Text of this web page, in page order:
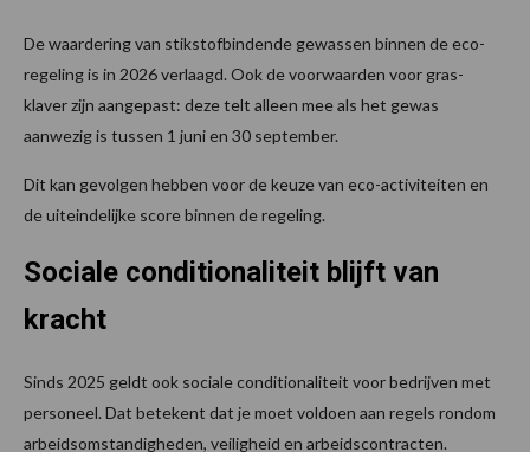
De waardering van stikstofbindende gewassen binnen de eco-
regeling is in 2026 verlaagd. Ook de voorwaarden voor gras-
klaver zijn aangepast: deze telt alleen mee als het gewas
aanwezig is tussen 1 juni en 30 september.
Dit kan gevolgen hebben voor de keuze van eco-activiteiten en
de uiteindelijke score binnen de regeling.
Sociale conditionaliteit blijft van
kracht
Sinds 2025 geldt ook sociale conditionaliteit voor bedrijven met
personeel. Dat betekent dat je moet voldoen aan regels rondom
arbeidsomstandigheden, veiligheid en arbeidscontracten.